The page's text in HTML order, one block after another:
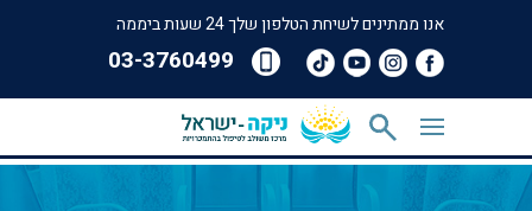
אנו ממתינים לשיחת הטלפון שלך 24 שעות ביממה
‎03-3760499